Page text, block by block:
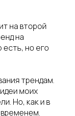
на второй
на
есть, но его
трендам.
моих
Но, как и в